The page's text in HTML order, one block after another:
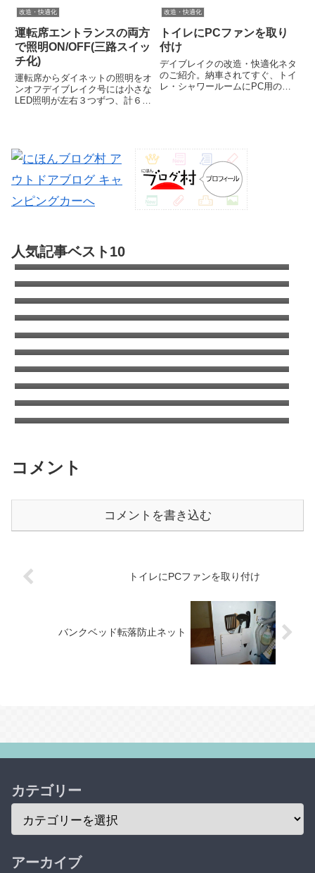
うになったのがきっかけで我が家
のキャンピングカーライフは始ま
りましたが、悲しいことに相棒
達...
立派な老犬です。でも、まだ食欲
してはいますが自由に歩き回るな
ど元気。キャンピングカーで出...
改造・快適化
運転席エントランスの両方
で照明ON/OFF(三路スイッ
チ化)
運転席からダイネットの照明をオ
ンオフデイブレイク号には小さな
LED照明が左右３つずつ、計６か
が分かりますし、トイレに...
改造・快適化
トイレにPCファンを取り
付け
デイブレイクの改造・快適化ネタ
のご紹介。納車されてすぐ、トイ
レ・シャワールームにPC用のフ
を...
人気記事ベスト10
Partsfan！カムロードもあるよ
キャンピングカーのオールペン全容｜キャブ
コン全塗の費用は?
カムロードのタイヤはこれで決まり！デイブ
レイクのタイヤ交換
エアコン室外機がタイヤを劣化させる！オゾ
ンクラッキング
キャンピングカーの清水タンクを清掃（塩素
について考える）
コロナのウインドエアコンをキャンピングカ
ーに取り付け
ANAワイドゴールドVISA/MASTERはSFCに
切り替えても年会費追加徴収はなし
ANA国内線システムリニューアルでちょっと
得した話
タイヤをミシュランAGILISキャンピングに交
換 | キャンピングカーの乗り心地を改善する
方法
太平洋フェリーで酒飲みが安く美味しく過ご
す方法
コメント
コメントを書き込む
トイレにPCファンを取り付け
バンクベッド転落防止ネット
カテゴリー
アーカイブ